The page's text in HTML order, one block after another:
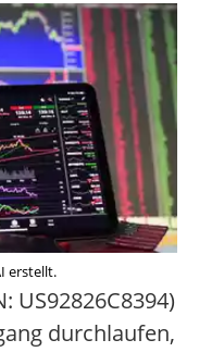
erstellt.
US92826C8394)
durchlaufen,